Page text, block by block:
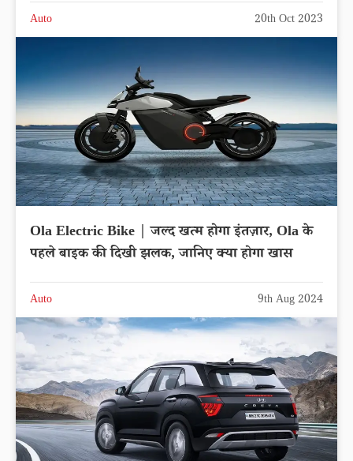
Auto 20th Oct 2023
Ola Electric Bike | जल्द खत्म होगा इंतज़ार, Ola के
पहले बाइक की दिखी झलक, जानिए क्या होगा खास
Auto 9th Aug 2024